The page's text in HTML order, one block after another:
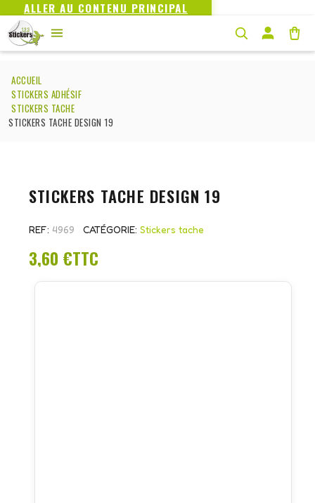
ALLER AU CONTENU PRINCIPAL
ACCUEIL
STICKERS ADHÉSIF
STICKERS TACHE
STICKERS TACHE DESIGN 19
STICKERS TACHE DESIGN 19
REF 4969 CATÉGORIE Stickers tache
3,60 €TTC